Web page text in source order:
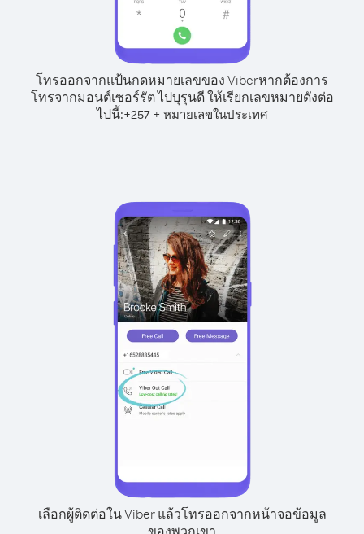
โทรออกจากแป้นกดหมายเลขของ Viberหากต้องการ
โทรจากมอนต์เซอร์รัต ไปบุรุนดี ให้เรียกเลขหมายดังต่อ
ไปนี้:+257+ หมายเลขในประเทศ
เลือกผู้ติดต่อใน Viber แล้วโทรออกจากหน้าจอข้อมูล
ของพวกเขา